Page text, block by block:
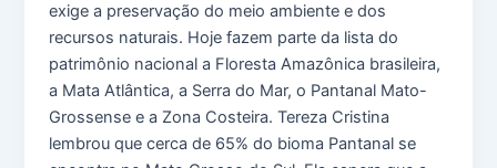
exige a preservação do meio ambiente e dos
recursos naturais. Hoje fazem parte da lista do
patrimônio nacional a Floresta Amazônica brasileira,
a Mata Atlântica, a Serra do Mar, o Pantanal Mato-
Grossense e a Zona Costeira. Tereza Cristina
lembrou que cerca de 65% do bioma Pantanal se